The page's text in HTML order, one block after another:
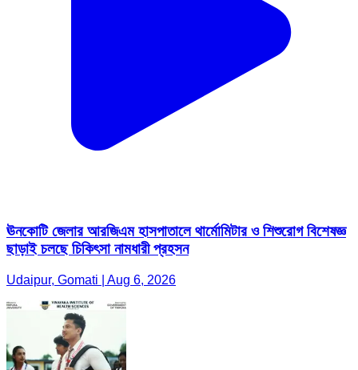
ঊনকোটি জেলার আরজিএম হাসপাতালে থার্মোমিটার ও শিশুরোগ বিশেষজ্ঞ
ছাড়াই চলছে চিকিৎসা নামধারী প্রহসন
Udaipur, Gomati | Aug 6, 2026